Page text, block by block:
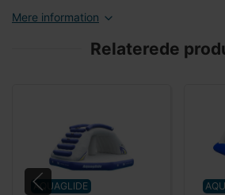
Mere information
Relaterede
AQUAGLIDE